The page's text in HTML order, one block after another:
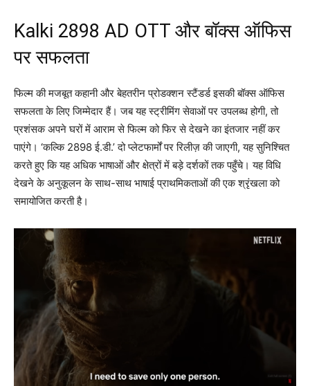
Kalki 2898 AD OTT और बॉक्स ऑफिस
पर सफलता
फिल्म की मजबूत कहानी और बेहतरीन प्रोडक्शन स्टैंडर्ड इसकी बॉक्स ऑफिस
सफलता के लिए जिम्मेदार हैं। जब यह स्ट्रीमिंग सेवाओं पर उपलब्ध होगी, तो
प्रशंसक अपने घरों में आराम से फिल्म को फिर से देखने का इंतजार नहीं कर
पाएंगे। ‘कल्कि 2898 ई.डी.’ दो प्लेटफार्मों पर रिलीज़ की जाएगी, यह सुनिश्चित
करते हुए कि यह अधिक भाषाओं और क्षेत्रों में बड़े दर्शकों तक पहुँचे। यह विधि
देखने के अनुकूलन के साथ-साथ भाषाई प्राथमिकताओं की एक श्रृंखला को
समायोजित करती है।